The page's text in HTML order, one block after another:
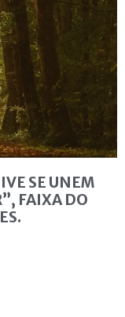
SE UNEM
FAIXA DO